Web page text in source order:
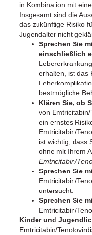
in Kombination mit
Insgesamt sind die
das zukünftige Risiko
Jugendalter nicht
Sprechen Sie
einschließlich
erhalten, ist das
bestmögliche
Klären Sie, ob
von
ein ernstes
Emtricitabin/
ist wichtig, dass
ohne mit Ihrem
Emtricitabin/
Sprechen Sie
Emtricitabin/
untersucht.
Sprechen Sie
Emtricitabin/
Kinder und
Emtricitabin/